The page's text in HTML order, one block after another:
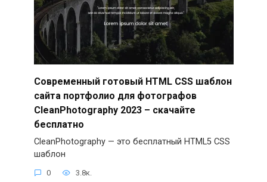
Современный готовый HTML CSS шаблон
сайта портфолио для фотографов
CleanPhotography 2023 – скачайте
бесплатно
CleanPhotography — это бесплатный HTML5 CSS
шаблон
0 3.8к.